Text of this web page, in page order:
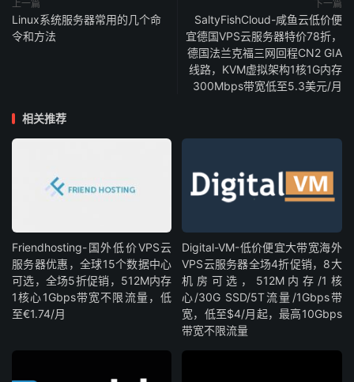
上一篇
Linux系统服务器常用的几个命
令和方法
下一篇
SaltyFishCloud-咸鱼云低价便
宜德国VPS云服务器特价78折，
德国法兰克福三网回程CN2 GIA
线路，KVM虚拟架构1核1G内存
300Mbps带宽低至5.3美元/月
相关推荐
Friendhosting-国外低价VPS云
服务器优惠，全球15个数据中心
可选，全场5折促销，512M内存
1核心1Gbps带宽不限流量，低
至€1.74/月
Digital-VM-低价便宜大带宽海外
VPS云服务器全场4折促销，8大
机房可选，512M内存/1核
心/30G SSD/5T流量/1Gbps带
宽，低至$4/月起，最高10Gbps
带宽不限流量